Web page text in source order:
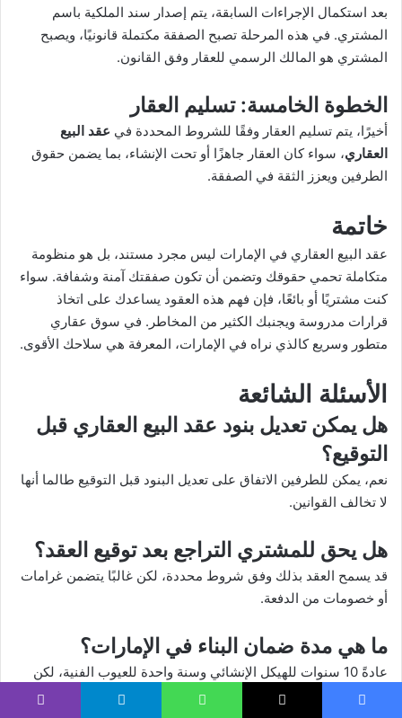
بعد استكمال الإجراءات السابقة، يتم إصدار سند الملكية باسم
المشتري. في هذه المرحلة تصبح الصفقة مكتملة قانونيًا، ويصبح
المشتري هو المالك الرسمي للعقار وفق القانون.
الخطوة الخامسة: تسليم العقار
أخيرًا، يتم تسليم العقار وفقًا للشروط المحددة في عقد البيع
العقاري، سواء كان العقار جاهزًا أو تحت الإنشاء، بما يضمن حقوق
الطرفين ويعزز الثقة في الصفقة.
خاتمة
عقد البيع العقاري في الإمارات ليس مجرد مستند، بل هو منظومة
متكاملة تحمي حقوقك وتضمن أن تكون صفقتك آمنة وشفافة. سواء
كنت مشتريًا أو بائعًا، فإن فهم هذه العقود يساعدك على اتخاذ
قرارات مدروسة ويجنبك الكثير من المخاطر. في سوق عقاري
متطور وسريع كالذي نراه في الإمارات، المعرفة هي سلاحك الأقوى.
الأسئلة الشائعة
هل يمكن تعديل بنود عقد البيع العقاري قبل
التوقيع؟
نعم، يمكن للطرفين الاتفاق على تعديل البنود قبل التوقيع طالما أنها
لا تخالف القوانين.
هل يحق للمشتري التراجع بعد توقيع العقد؟
قد يسمح العقد بذلك وفق شروط محددة، لكن غالبًا يتضمن غرامات
أو خصومات من الدفعة.
ما هي مدة ضمان البناء في الإمارات؟
عادةً 10 سنوات للهيكل الإنشائي وسنة واحدة للعيوب الفنية، لكن
تختلف حسب المطور.